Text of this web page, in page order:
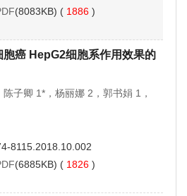
(8083KB) ( 1886 )
胞癌 HepG2细胞系作用效果的
子卿 1*，杨丽娜 2，郭书娟 1，
8115.2018.10.002
(6885KB) ( 1826 )